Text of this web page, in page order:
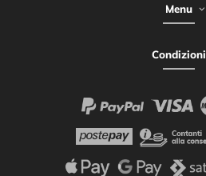
Menu
Condizioni